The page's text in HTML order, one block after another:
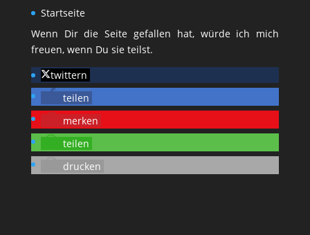
Startseite
Wenn Dir die Seite gefallen hat, würde ich mich
freuen, wenn Du sie teilst.
twittern
teilen
merken
teilen
drucken